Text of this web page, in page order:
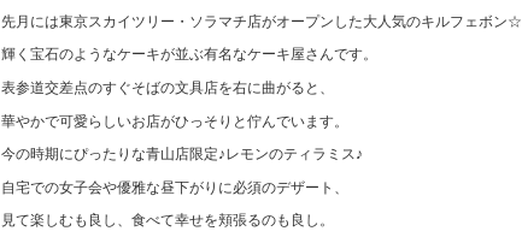
先月には東京スカイツリー・ソラマチ店がオープンした大人気のキルフェボン☆
輝く宝石のようなケーキが並ぶ有名なケーキ屋さんです。
表参道交差点のすぐそばの文具店を右に曲がると、
華やかで可愛らしいお店がひっそりと佇んでいます。
今の時期にぴったりな青山店限定♪レモンのティラミス♪
自宅での女子会や優雅な昼下がりに必須のデザート、
見て楽しむも良し、食べて幸せを頬張るのも良し。